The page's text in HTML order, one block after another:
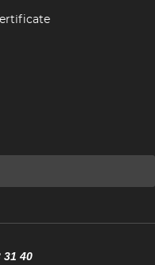
31 40